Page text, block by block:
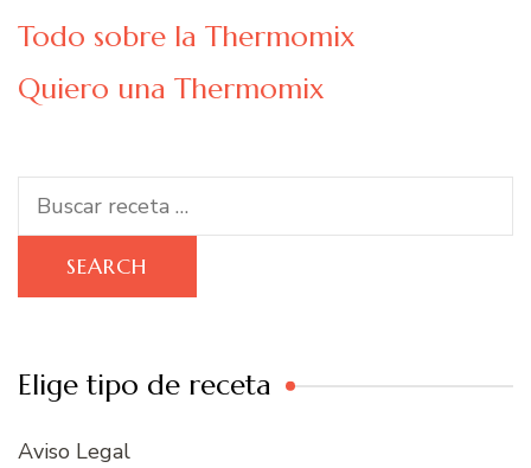
Todo sobre la Thermomix
Quiero una Thermomix
Search
for:
Elige tipo de receta
Aviso Legal